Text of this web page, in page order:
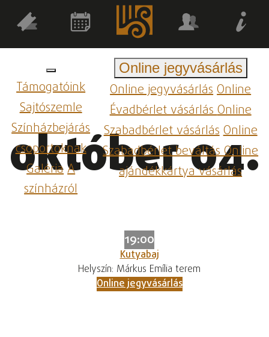
Támogatóink
Sajtószemle
Színházbejárás
csoportoknak
GalériaA
színházról
Online jegyvásárlás
Online jegyvásárlásOnline
Évadbérlet vásárlásOnline
Szabadbérlet vásárlásOnline
Szabadbérlet beváltásOnline
ajándékkártya vásárlás
október 04.
19:00
Kutyabaj
Helyszín: Márkus Emília terem
Online jegyvásárlás